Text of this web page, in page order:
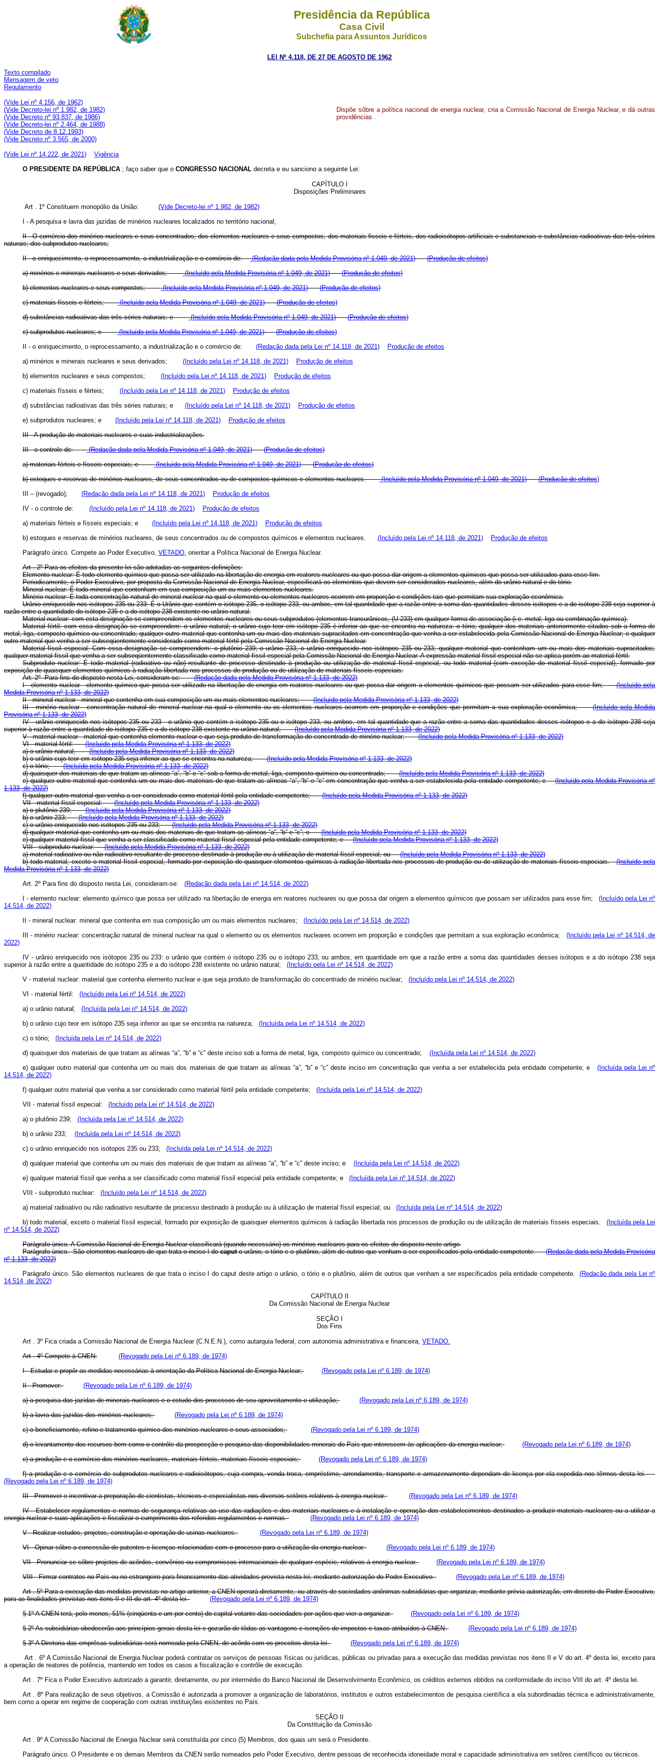
Presidência da República
Casa Civil
Subchefia para Assuntos Jurídicos
LEI Nº 4.118, DE 27 DE AGOSTO DE 1962
Texto compilado
Mensagem de veto
Regulamento
(Vide Lei nº 4.156, de 1962)
(Vide Decreto-lei nº 1.982, de 1982)
(Vide Decreto nº 93.837, de 1986)
(Vide Decreto-lei nº 2.464, de 1988)
(Vide Decreto de 8.12.1993)
(Vide Decreto nº 3.565, de 2000)
(Vide Lei nº 14.222, de 2021) Vigência
Dispõe sôbre a política nacional de energia nuclear, cria a Comissão Nacional de Energia Nuclear, e dá outras
providências .
O PRESIDENTE DA REPÚBLICA ; faço saber que o CONGRESSO NACIONAL decreta e eu sanciono a seguinte Lei:
CAPÍTULO I
Disposições Preliminares
Art . 1º Constituem monopólio da União: (Vide Decreto-lei nº 1.982, de 1982)
I - A pesquisa e lavra das jazidas de minérios nucleares localizados no território nacional;
II - O comércio dos minérios nucleares e seus concentrados; dos elementos nucleares e seus compostos; dos materiais fisseis e férteis, dos radioisótopos artificiais e substanciais e substâncias radioativas das três séries
naturais; dos subprodutos nucleares;
II - o enriquecimento, o reprocessamento, a industrialização e o comércio de:(Redação dada pela Medida Provisória nº 1.049, de 2021) (Produção de efeitos)
a) minérios e minerais nucleares e seus derivados;(Incluído pela Medida Provisória nº 1.049, de 2021) (Produção de efeitos)
b) elementos nucleares e seus compostos;(Incluído pela Medida Provisória nº 1.049, de 2021) (Produção de efeitos)
c) materiais físseis e férteis;(Incluído pela Medida Provisória nº 1.049, de 2021) (Produção de efeitos)
d) substâncias radioativas das três séries naturais; e(Incluído pela Medida Provisória nº 1.049, de 2021) (Produção de efeitos)
e) subprodutos nucleares; e(Incluído pela Medida Provisória nº 1.049, de 2021) (Produção de efeitos)
II - o enriquecimento, o reprocessamento, a industrialização e o comércio de: (Redação dada pela Lei nº 14.118, de 2021)
Produção de efeitos
a) minérios e minerais nucleares e seus derivados; (Incluído pela Lei nº 14.118, de 2021)
Produção de efeitos
b) elementos nucleares e seus compostos; (Incluído pela Lei nº 14.118, de 2021)
Produção de efeitos
c) materiais físseis e férteis; (Incluído pela Lei nº 14.118, de 2021)
Produção de efeitos
d) substâncias radioativas das três séries naturais; e (Incluído pela Lei nº 14.118, de 2021)
Produção de efeitos
e) subprodutos nucleares; e (Incluído pela Lei nº 14.118, de 2021)
Produção de efeitos
III - A produção de materiais nucleares e suas industrializações.
III - o controle de:(Redação dada pela Medida Provisória nº 1.049, de 2021) (Produção de efeitos)
a) materiais férteis e físseis especiais; e(Incluído pela Medida Provisória nº 1.049, de 2021) (Produção de efeitos)
b) estoques e reservas de minérios nucleares, de seus concentrados ou de compostos químicos e elementos nucleares.(Incluído pela Medida Provisória nº 1.049, de 2021) (Produção de efeitos)
III – (revogado); (Redação dada pela Lei nº 14.118, de 2021)
Produção de efeitos
IV - o controle de: (Incluído pela Lei nº 14.118, de 2021)
Produção de efeitos
a) materiais férteis e físseis especiais; e (Incluído pela Lei nº 14.118, de 2021)
Produção de efeitos
b) estoques e reservas de minérios nucleares, de seus concentrados ou de compostos químicos e elementos nucleares. (Incluído pela Lei nº 14.118, de 2021)
Produção de efeitos
Parágrafo único. Compete ao Poder Executivo, VETADO, orientar a Política Nacional de Energia Nuclear.
Art . 2º Para os efeitos da presente lei são adotadas as seguintes definições:
Elemento nuclear: É todo elemento químico que possa ser utilizado na libertação de energia em reatores nucleares ou que possa dar origem a elementos químicos que possa ser utilizados para esse fim.
Periodicamente, o Poder Executivo, por proposta da Comissão Nacional de Energia Nuclear, especificará os elementos que devem ser considerados nucleares, além do urânio natural e do tório.
Mineral nuclear: É todo mineral que contenham em sua composição um ou mais elementos nucleares.
Minério nuclear: É toda concentração natural de mineral nuclear na qual o elemento ou elementos nucleares ocorrem em proporção e condições tais que permitam sua exploração econômica.
Urânio enriquecido nos isótopos 235 ou 233: É o Urânio que contém o isótopo 235, o isótopo 233, ou ambos, em tal quantidade que a razão entre a soma das quantidades desses isótopos e a do isótopo 238 seja superior à
razão entre a quantidade do isótopo 235 e a do isótopo 238 existente no urânio natural.
Material nuclear: com esta designação se compreendem os elementos nucleares ou seus subprodutos (elementos transurânicos, (U-233) em qualquer forma de associação (i.e. metal, liga ou combinação química).
Material fértil: com essa designação se compreendem: o urânio natural; o urânio cujo teor em isótopo 235 é inferior ao que se encontra na natureza: o tório; qualquer dos materiais anteriormente citados sob a forma de
metal, liga, composto químico ou concentrado; qualquer outro material que contenha um ou mais dos materiais supracitados em concentração que venha a ser estabelecida pela Comissão Nacional de Energia Nuclear; e qualquer
outro material que venha a ser subseqüentemente considerado como material fértil pela Comissão Nacional de Energia Nuclear.
Material físsil especial: Com essa designação se compreendem: o plutônio 239; o urânio 233; o urânio enriquecido nos isótopos 235 ou 233; qualquer material que contenham um ou mais dos materiais supracitados;
qualquer material físsil que venha a ser subseqüentemente classificado como material físsil especial pela Comissão Nacional de Energia Nuclear. A expressão material físsil especial não se aplica porém ao material fértil.
Subproduto nuclear: É todo material (radioativo ou não) resultante de processo destinado à produção ou utilização de material físsil especial, ou todo material (com exceção do material físsil especial), formado por
exposição de quaisquer elementos químicos à radiação libertada nos processos de produção ou de utilização de materiais físseis especiais.
Art. 2º Para fins do disposto nesta Lei, consideram-se:(Redação dada pela Medida Provisória nº 1.133, de 2022)
I - elemento nuclear -elemento químico que possa ser utilizado na libertação de energia em reatores nucleares ou que possa dar origem a elementos químicos que possam ser utilizados para esse fim;(Incluído pela
Medida Provisória nº 1.133, de 2022)
II - mineral nuclear - mineral que contenha em sua composição um ou mais elementos nucleares;(Incluído pela Medida Provisória nº 1.133, de 2022)
III - minério nuclear - concentração natural de mineral nuclear na qual o elemento ou os elementos nucleares ocorrem em proporção e condições que permitam a sua exploração econômica;(Incluído pela Medida
Provisória nº 1.133, de 2022)
IV - urânio enriquecido nos isótopos 235 ou 233 - o urânio que contém o isótopo 235 ou o isótopo 233, ou ambos, em tal quantidade que a razão entre a soma das quantidades desses isótopos e a do isótopo 238 seja
superior à razão entre a quantidade do isótopo 235 e a do isótopo 238 existente no urânio natural;(Incluído pela Medida Provisória nº 1.133, de 2022)
V - material nuclear - material que contenha elemento nuclear e que seja produto de transformação do concentrado de minério nuclear;(Incluído pela Medida Provisória nº 1.133, de 2022)
VI - material fértil:(Incluído pela Medida Provisória nº 1.133, de 2022)
a) o urânio natural;(Incluído pela Medida Provisória nº 1.133, de 2022)
b) o urânio cujo teor em isótopo 235 seja inferior ao que se encontra na natureza;(Incluído pela Medida Provisória nº 1.133, de 2022)
c) o tório;(Incluído pela Medida Provisória nº 1.133, de 2022)
d) quaisquer dos materiais de que tratam as alíneas “a”, “b” e “c” sob a forma de metal, liga, composto químico ou concentrado;(Incluído pela Medida Provisória nº 1.133, de 2022)
e) qualquer outro material que contenha um ou mais dos materiais de que tratam as alíneas “a”, “b” e “c” em concentração que venha a ser estabelecida pela entidade competente; e(Incluído pela Medida Provisória nº
1.133, de 2022)
f) qualquer outro material que venha a ser considerado como material fértil pela entidade competente;(Incluído pela Medida Provisória nº 1.133, de 2022)
VII - material físsil especial:(Incluído pela Medida Provisória nº 1.133, de 2022)
a) o plutônio 239;(Incluído pela Medida Provisória nº 1.133, de 2022)
b) o urânio 233;(Incluído pela Medida Provisória nº 1.133, de 2022)
c) o urânio enriquecido nos isótopos 235 ou 233;(Incluído pela Medida Provisória nº 1.133, de 2022)
d) qualquer material que contenha um ou mais dos materiais de que tratam as alíneas “a”, “b” e “c”; e(Incluído pela Medida Provisória nº 1.133, de 2022)
e) qualquer material físsil que venha a ser classificado como material físsil especial pela entidade competente; e(Incluído pela Medida Provisória nº 1.133, de 2022)
VIII - subproduto nuclear:(Incluído pela Medida Provisória nº 1.133, de 2022)
a) material radioativo ou não radioativo resultante de processo destinado à produção ou à utilização de material físsil especial; ou(Incluído pela Medida Provisória nº 1.133, de 2022)
b) todo material, exceto o material físsil especial, formado por exposição de quaisquer elementos químicos à radiação libertada nos processos de produção ou de utilização de materiais físseis especiais.(Incluído pela
Medida Provisória nº 1.133, de 2022)
Art. 2º Para fins do disposto nesta Lei, consideram-se: (Redação dada pela Lei nº 14.514, de 2022)
I - elemento nuclear: elemento químico que possa ser utilizado na libertação de energia em reatores nucleares ou que possa dar origem a elementos químicos que possam ser utilizados para esse fim; (Incluído pela Lei nº
14.514, de 2022)
II - mineral nuclear: mineral que contenha em sua composição um ou mais elementos nucleares; (Incluído pela Lei nº 14.514, de 2022)
III - minério nuclear: concentração natural de mineral nuclear na qual o elemento ou os elementos nucleares ocorrem em proporção e condições que permitam a sua exploração econômica; (Incluído pela Lei nº 14.514, de
2022)
IV - urânio enriquecido nos isótopos 235 ou 233: o urânio que contém o isótopo 235 ou o isótopo 233, ou ambos, em quantidade em que a razão entre a soma das quantidades desses isótopos e a do isótopo 238 seja
superior à razão entre a quantidade do isótopo 235 e a do isótopo 238 existente no urânio natural; (Incluído pela Lei nº 14.514, de 2022)
V - material nuclear: material que contenha elemento nuclear e que seja produto de transformação do concentrado de minério nuclear; (Incluído pela Lei nº 14.514, de 2022)
VI - material fértil: (Incluído pela Lei nº 14.514, de 2022)
a) o urânio natural; (Incluída pela Lei nº 14.514, de 2022)
b) o urânio cujo teor em isótopo 235 seja inferior ao que se encontra na natureza; (Incluída pela Lei nº 14.514, de 2022)
c) o tório; (Incluída pela Lei nº 14.514, de 2022)
d) quaisquer dos materiais de que tratam as alíneas “a”, “b” e “c” deste inciso sob a forma de metal, liga, composto químico ou concentrado; (Incluída pela Lei nº 14.514, de 2022)
e) qualquer outro material que contenha um ou mais dos materiais de que tratam as alíneas “a”, “b” e “c” deste inciso em concentração que venha a ser estabelecida pela entidade competente; e (Incluída pela Lei nº
14.514, de 2022)
f) qualquer outro material que venha a ser considerado como material fértil pela entidade competente; (Incluída pela Lei nº 14.514, de 2022)
VII - material físsil especial: (Incluído pela Lei nº 14.514, de 2022)
a) o plutônio 239; (Incluída pela Lei nº 14.514, de 2022)
b) o urânio 233; (Incluída pela Lei nº 14.514, de 2022)
c) o urânio enriquecido nos isótopos 235 ou 233; (Incluída pela Lei nº 14.514, de 2022)
d) qualquer material que contenha um ou mais dos materiais de que tratam as alíneas “a”, “b” e “c” deste inciso; e (Incluída pela Lei nº 14.514, de 2022)
e) qualquer material físsil que venha a ser classificado como material físsil especial pela entidade competente; e (Incluída pela Lei nº 14.514, de 2022)
VIII - subproduto nuclear: (Incluído pela Lei nº 14.514, de 2022)
a) material radioativo ou não radioativo resultante de processo destinado à produção ou à utilização de material físsil especial; ou (Incluída pela Lei nº 14.514, de 2022)
b) todo material, exceto o material físsil especial, formado por exposição de quaisquer elementos químicos à radiação libertada nos processos de produção ou de utilização de materiais físseis especiais. (Incluída pela Lei
nº 14.514, de 2022)
Parágrafo único. A Comissão Nacional de Energia Nuclear classificará (quando necessário) os minérios nucleares para os efeitos do disposto neste artigo.
Parágrafo único. São elementos nucleares de que trata o inciso I docaputo urânio, o tório e o plutônio, além de outros que venham a ser especificados pela entidade competente.(Redação dada pela Medida Provisória
nº 1.133, de 2022)
Parágrafo único. São elementos nucleares de que trata o inciso I docaput deste artigo o urânio, o tório e o plutônio, além de outros que venham a ser especificados pela entidade competente. (Redação dada pela Lei nº
14.514, de 2022)
CAPÍTULO II
Da Comissão Nacional de Energia Nuclear
SEÇÃO I
Dos Fins
Art . 3º Fica criada a Comissão Nacional de Energia Nuclear (C.N.E.N.), como autarquia federal, com autonomia administrativa e financeira, VETADO.
Art . 4º Compete à CNEN:
(Revogado pela Lei nº 6.189, de 1974)
I - Estudar e propôr as medidas necessárias à orientação da Política Nacional de Energia Nuclear;
(Revogado pela Lei nº 6.189, de 1974)
II - Promover:
(Revogado pela Lei nº 6.189, de 1974)
a) a pesquisa das jazidas de minerais nucleares e o estudo dos processos de seu aproveitamento e utilização;
(Revogado pela Lei nº 6.189, de 1974)
b) a lavra das jazidas dos minérios nucleares;
(Revogado pela Lei nº 6.189, de 1974)
c) o beneficiamento, refino e tratamento químico dos minérios nucleares e seus associados;
(Revogado pela Lei nº 6.189, de 1974)
d) o levantamento dos recursos bem como o contrôle da prospecção e pesquisa das disponibilidades minerais do País que interessem às aplicações da energia nuclear;
(Revogado pela Lei nº 6.189, de 1974)
e) a produção e o comércio dos minérios nucleares, materiais férteis, materiais físseis especiais;
(Revogado pela Lei nº 6.189, de 1974)
f) a produção e o comércio de subprodutos nucleares e radioisótopos, cuja compra, venda troca, empréstimo, arrendamento, transporte e armazenamento dependam de licença por ela expedida nos têrmos desta lei.
(Revogado pela Lei nº 6.189, de 1974)
III - Promover e incentivar a preparação de cientistas, técnicos e especialistas nos diversos setôres relativos à energia nuclear.
(Revogado pela Lei nº 6.189, de 1974)
IV - Estabelecer regulamentos e normas de segurança relativas ao uso das radiações e dos materiais nucleares e à instalação e operação dos estabelecimentos destinados a produzir materiais nucleares ou a utilizar a
energia nuclear e suas aplicações e fiscalizar o cumprimento dos referidos regulamentos e normas.
(Revogado pela Lei nº 6.189, de 1974)
V - Realizar estudos, projetos, construção e operação de usinas nucleares.
(Revogado pela Lei nº 6.189, de 1974)
VI - Opinar sôbre a concessão de patentes e licenças relacionadas com o processo para a utilização da energia nuclear.
(Revogado pela Lei nº 6.189, de 1974)
VII - Pronunciar-se sôbre projetos de acôrdos, convênios ou compromissos internacionais de qualquer espécie, relativos à energia nuclear.
(Revogado pela Lei nº 6.189, de 1974)
VIII - Firmar contratos no País ou no estrangeiro para financiamento das atividades prevista nesta lei, mediante autorização do Poder Executivo.
(Revogado pela Lei nº 6.189, de 1974)
Art . 5º Para a execução das medidas previstas no artigo anterior, a CNEN operará diretamente, ou através de sociedades anônimas subsidiárias que organizar, mediante prévia autorização, em decreto do Poder Executivo,
para as finalidades previstas nos itens II e III do art. 4º desta lei.
(Revogado pela Lei nº 6.189, de 1974)
§ 1º A CNEN terá, pelo menos, 51% (cinqüenta e um por cento) do capital votante das sociedades por ações que vier a organizar.
(Revogado pela Lei nº 6.189, de 1974)
§ 2º As subsidiárias obedecerão aos princípios gerais desta lei e gozarão de tôdas as vantagens e isenções de impostos e taxas atribuídos à CNEN.
(Revogado pela Lei nº 6.189, de 1974)
§ 3º A Diretoria das emprêsas subsidiárias será nomeada pela CNEN, de acôrdo com os preceitos desta lei.
(Revogado pela Lei nº 6.189, de 1974)
Art . 6º A Comissão Nacional de Energia Nuclear poderá contratar os serviços de pessoas físicas ou jurídicas, públicas ou privadas para a execução das medidas previstas nos itens II e V do art. 4º desta lei, exceto para
a operação de reatores de potência, mantendo em todos os casos a fiscalização e contrôle de execução.
Art . 7º Fica o Poder Executivo autorizado a garantir, diretamente, ou por intermédio do Banco Nacional de Desenvolvimento Econômico, os créditos externos obtidos na conformidade do inciso VIII do art. 4º desta lei.
Art . 8º Para realização de seus objetivos, a Comissão é autorizada a promover a organização de laboratórios, institutos e outros estabelecimentos de pesquisa científica a ela subordinadas técnica e administrativamente,
bem como a operar em regime de cooperação com outras instituições existentes no País.
SEÇÃO II
Da Constituição da Comissão
Art . 9º A Comissão Nacional de Energia Nuclear será constituída por cinco (5) Membros, dos quais um será o Presidente.
Parágrafo único. O Presidente e os demais Membros da CNEN serão nomeados pelo Poder Executivo, dentre pessoas de reconhecida idoneidade moral e capacidade administrativa em setôres científicos ou técnicos.